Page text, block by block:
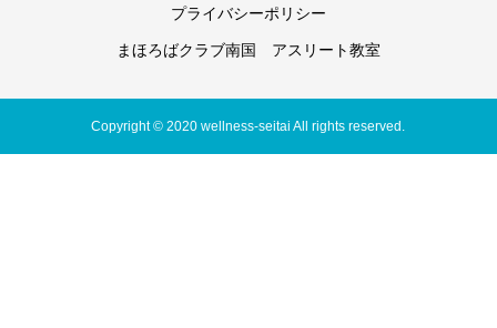
プライバシーポリシー
まほろばクラブ南国 アスリート教室
Copyright © 2020 wellness-seitai All rights reserved.